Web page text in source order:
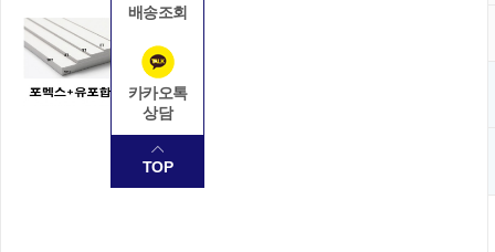
배송조회
카카오톡
상담
TOP